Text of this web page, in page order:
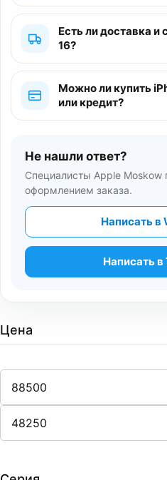
Есть ли доставка
16?
Можно ли купить
или кредит?
Не нашли ответ?
Специалисты Apple
оформлением заказа.
Написать в
Написать в
Цена